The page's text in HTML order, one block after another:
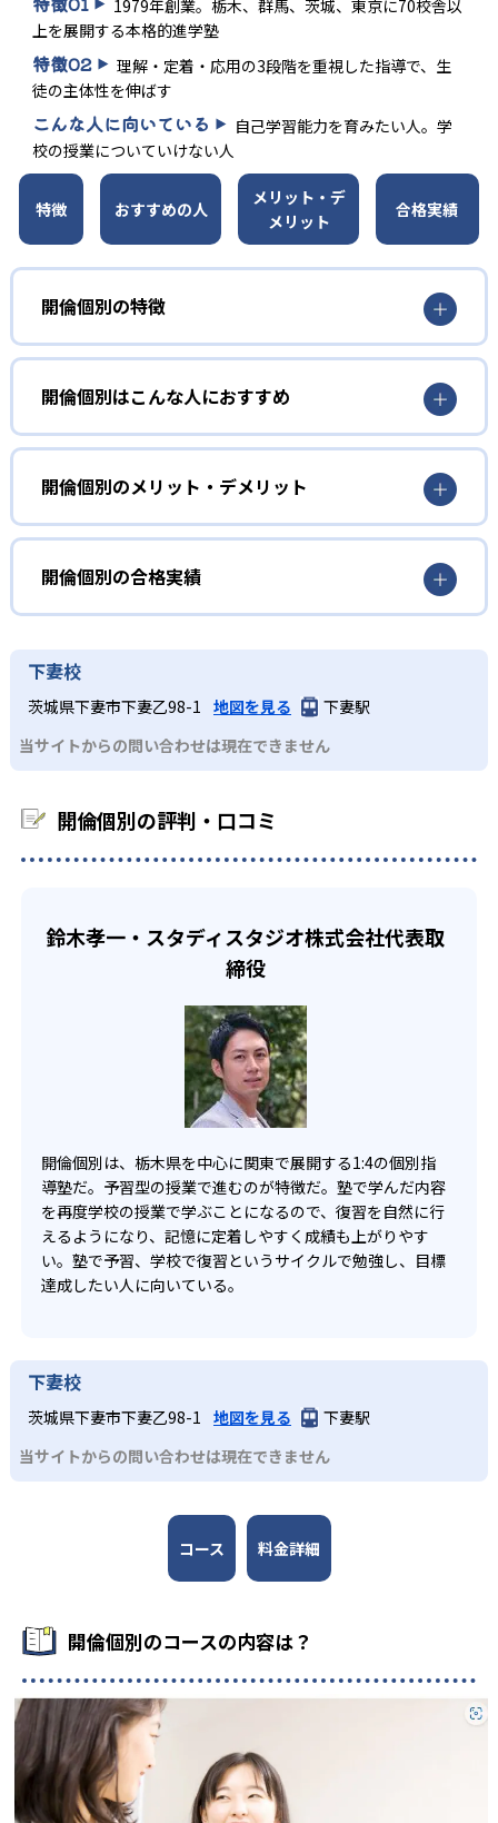
1979年創業。栃木、群馬、茨城、東京に70校舎以
上を展開する本格的進学塾
特徴02
理解・定着・応用の3段階を重視した指導で、生
徒の主体性を伸ばす
こんな人に向いている
自己学習能力を育みたい人。学
校の授業についていけない人
特徴 おすすめの人
メリット・デ
メリット
合格実績
開倫個別の特徴
01
開倫塾式メソッド「学習の3段階理論」
開倫個別が掲げる「学習の3段階理論」とは、学習を「理
法を具体的に示したものだ。
第一段階の「理解」とは「納得すること、腑に落ちるこ
と」で、授業中に先生の話をよく聴いたり、重要事項はノ
ートに書く癖をつけたりする必要がある。
練習の三大練習を実践することで、確実に定着させること
ができる。
第三段階の「応用」とは「『理解』『定着』した内容を活
用して定期テストで高得点を取ったり入試に合格したりす
人間へと成長することができる。
02
開倫個別の個別指導は、厳しい研修を通過し、学習指導に
精通したスタッフが子ども一人ひとりに適したカリキュラ
ムおよび授業を提供している。部活やクラブチームとの両
立可能な時間割を組み、引退後は通常授業と入試対策ゼミ
の二本柱で志望校合格までサポートする。
開倫個別はこんな人におすすめ
自己学習能力を育みたい人
開倫個別では教育目標として「自己学習能力の育成」を掲
げる。そのため講師が、生徒に教え過ぎないことを心がけ
ている。子どもが自力で解決できる部分を見極め、一人ひ
とりの能力、個性に合わせて指導する。また、授業終了時
には毎回宿題を出す。宿題は授業中に間違えた問題や類題
身につけられる。
学校の授業についていけない人
は到底及ばない。そのため開倫個別では、最短距離で成績
で復習」というサイクルでカリキュラムを組むことによっ
て、学校の授業での理解度を高めていく。また、学校の授
の好結果を実現している。
学校や集団授業では質問しにくい人
開倫個別は最大でも講師1：生徒4の授業なので、学校や集
団授業の塾ではなかなか質問しづらい子どもでも、すぐに
質問することができる。
開倫個別のメリット・デメリット
どんなメリットがある？
一般的に個別指導塾は、集団指導塾に比べて授業料が高く
設定されていることが多い。開倫個別の個別指導は、教育
格差の是正を掲げて開講されたため、例えば「中学生が英
語と数学を週に2回ずつ受講しても26,400円（税込、東京都
の場合）」と通塾しやすい料金設定になっている。
また、全校舎に「自己学習スペース」を設置しており、栃
は14時30分～22時まで無料で利用できる。
自立型個別指導も設けられている。KAIRIN-NETは、新学
考力・判断力・表現力」や「主体性・協働」といった、従
どんなデメリットがある？
開倫個別では自己学習を重んじているため、学習に対する
開倫個別の合格実績
開倫個別を含む開倫塾は、2021年度の合格実績の一部を公
宇都宮東高校附属中学校 -
佐野高校附属中学校 -
下館一高附属中学校 -
四ツ葉学園中等教育学校 -
太田市立太田中学校 -
白鴎高校附属中学校 -
東葛飾中学校 -
宇都宮短大附属中学校 -
國學院大學栃木中学校 -
佐野日大中等教育学校 -
- 桐生大附属中学校
常総学院中学校 - 茗溪学園中学校
- -
順天中学校
安田学園中学校 -
下妻校
茨城県下妻市下妻乙98-1 地図を見る
下妻駅
当サイトからの問い合わせは現在できません
開倫個別の評判・口コミ
鈴木孝一・スタディスタジオ株式会社代表取
締役
開倫個別は、栃木県を中心に関東で展開する1:4の個別指
導塾だ。予習型の授業で進むのが特徴だ。塾で学んだ内容
を再度学校の授業で学ぶことになるので、復習を自然に行
えるようになり、記憶に定着しやすく成績も上がりやす
い。塾で予習、学校で復習というサイクルで勉強し、目標
達成したい人に向いている。
下妻校
茨城県下妻市下妻乙98-1 地図を見る
下妻駅
当サイトからの問い合わせは現在できません
コース 料金詳細
開倫個別のコースの内容は？